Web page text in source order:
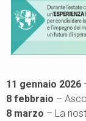
11 gennaio 2026
8 febbraio –
8 marzo – La